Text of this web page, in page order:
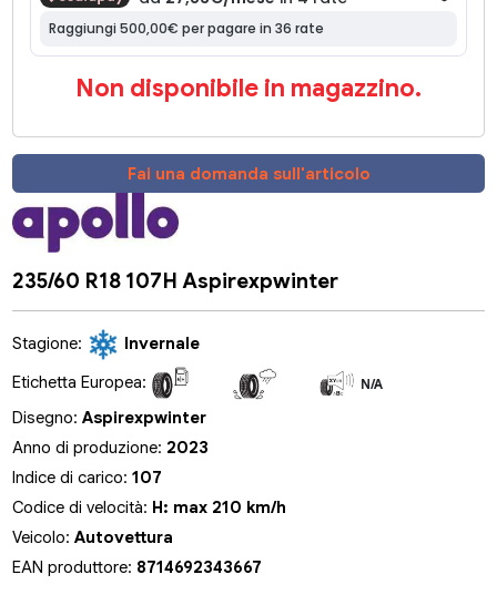
Non disponibile in magazzino.
Fai una domanda sull'articolo
235/60 R18 107H Aspirexpwinter
Stagione:
Invernale
Etichetta Europea:
N/A
Disegno:Aspirexpwinter
Anno di produzione: 2023
Indice di carico:107
Codice di velocità: H: max 210 km/h
Veicolo:Autovettura
EAN produttore: 8714692343667